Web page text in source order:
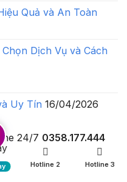
Quả và An Toàn
Dịch Vụ và Cách
Uy Tín 16/04/2026
24/7 0358.177.444
Hotline 2 Hotline 3